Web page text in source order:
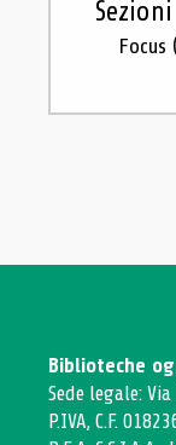
Sezioni
Focus
Biblioteche
Sede legale:
P.IVA, C.F.